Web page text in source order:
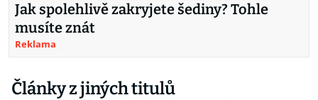
Jak spolehlivě zakryjete šediny? Tohle
musíte znát
Reklama
Články z jiných titulů